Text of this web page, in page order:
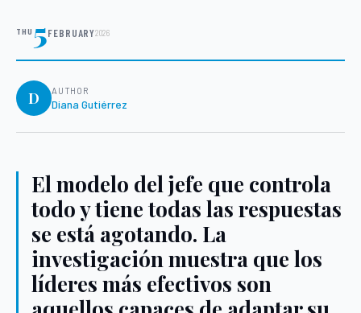
THU 5FEBRUARY2026
D AUTHOR
Diana Gutiérrez
El modelo del jefe que controla
todo y tiene todas las respuestas
se está agotando. La
investigación muestra que los
líderes más efectivos son